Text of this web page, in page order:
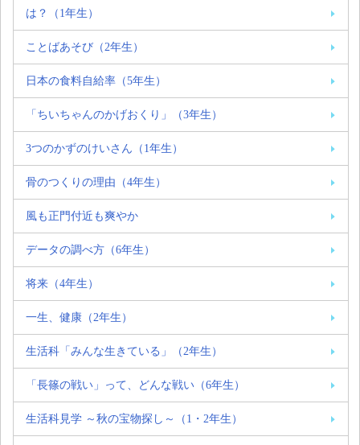
は？（1年生）
ことばあそび（2年生）
日本の食料自給率（5年生）
「ちいちゃんのかげおくり」（3年生）
3つのかずのけいさん（1年生）
骨のつくりの理由（4年生）
風も正門付近も爽やか
データの調べ方（6年生）
将来（4年生）
一生、健康（2年生）
生活科「みんな生きている」（2年生）
「長篠の戦い」って、どんな戦い（6年生）
生活科見学 ～秋の宝物探し～（1・2年生）